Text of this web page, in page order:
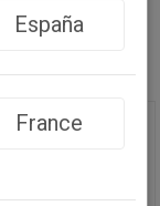
España
France